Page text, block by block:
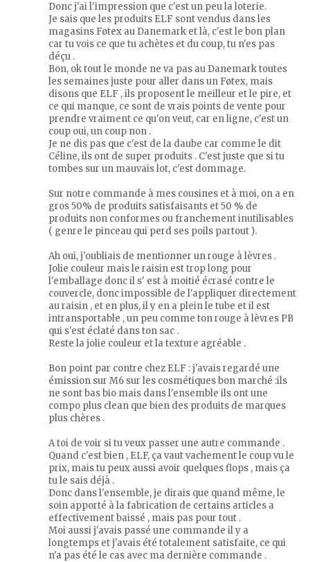
Donc j'ai l'impression que c'est un peu la loterie.
Je sais que les produits ELF sont vendus dans les
magasins Føtex au Danemark et là, c'est le bon plan
car tu vois ce que tu achètes et du coup, tu n'es pas
déçu .
Bon, ok tout le monde ne va pas au Danemark toutes
les semaines juste pour aller dans un Føtex, mais
disons que ELF , ils proposent le meilleur et le pire, et
ce qui manque, ce sont de vrais points de vente pour
prendre vraiment ce qu'on veut, car en ligne, c'est un
coup oui, un coup non .
Je ne dis pas que c'est de la daube car comme le dit
Céline, ils ont de super produits . C'est juste que si tu
tombes sur un mauvais lot, c'est dommage.
Sur notre commande à mes cousines et à moi, on a en
gros 50% de produits satisfaisants et 50 % de
produits non conformes ou franchement inutilisables
( genre le pinceau qui perd ses poils partout ).
Ah oui, j'oubliais de mentionner un rouge à lèvres .
Jolie couleur mais le raisin est trop long pour
l'emballage donc il s' est à moitié écrasé contre le
couvercle, donc impossible de l'appliquer directement
au raisin , et en plus, il y en a plein le tube et il est
intransportable , un peu comme ton rouge à lèvres PB
qui s'est éclaté dans ton sac .
Reste la jolie couleur et la texture agréable .
Bon point par contre chez ELF : j'avais regardé une
émission sur M6 sur les cosmétiques bon marché :ils
ne sont bas bio mais dans l'ensemble ils ont une
compo plus clean que bien des produits de marques
plus chères .
A toi de voir si tu veux passer une autre commande .
Quand c'est bien , ELF, ça vaut vachement le coup vu le
prix, mais tu peux aussi avoir quelques flops , mais ça
tu le sais déjà .
Donc dans l'ensemble, je dirais que quand même, le
soin apporté à la fabrication de certains articles a
effectivement baissé , mais pas pour tout .
Moi aussi j'avais passé une commande il y a
longtemps et j'avais été totalement satisfaite, ce qui
n'a pas été le cas avec ma dernière commande .